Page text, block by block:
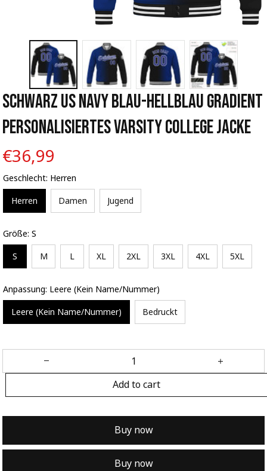
Schwarz US Navy Blau-Hellblau Gradient
Personalisiertes Varsity College Jacke
€36,99
Geschlecht: Herren
Herren Damen Jugend
Größe: S
S M L XL 2XL 3XL 4XL 5XL
Anpassung: Leere (Kein Name/Nummer)
Leere (Kein Name/Nummer) Bedruckt
Add to cart
Buy now
Buy now